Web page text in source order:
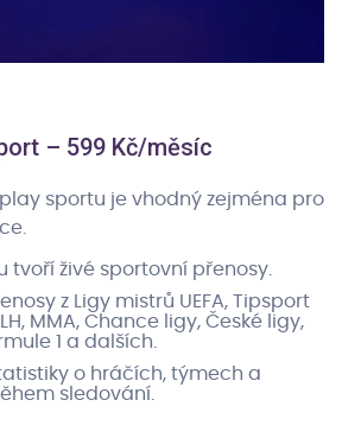
– 599 Kč/měsíc
sportu je vhodný zejména pro
tvoří živé sportovní přenosy.
z Ligy mistrů UEFA, Tipsport
MMA, Chance ligy, České ligy,
1 a dalších.
o hráčích, týmech a
sledování.